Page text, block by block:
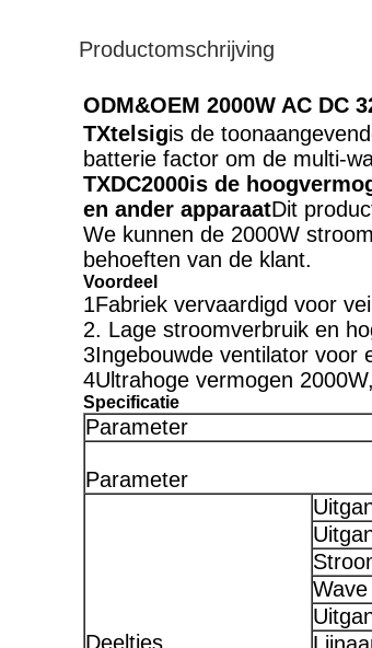
Productomschrijving
ODM&OEM 2000W AC DC
TXtelsigis de
batterie factor om de multi-
TXDC2000is de
en ander apparaatDit
We kunnen de 2000W
behoeften van de klant.
Voordeel
1Fabriek vervaardigd voor
2. Lage stroomverbruik en
3Ingebouwde ventilator voor
4Ultrahoge vermogen
Specificatie
Parameter
Parameter
Deeltjes
Wave